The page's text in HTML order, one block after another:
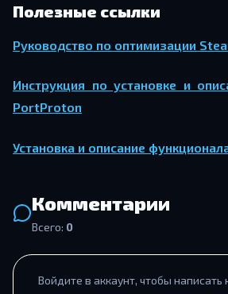
Полезные ссылки
Ру­ко­вод­ство по оп­ти­ми­за­ции
Ин­струк­ция по уста­нов­ке и
PortProton
Уста­нов­ка и опи­са­ние
Комментарии
Всего: 0
Войдите в аккаунт, чтобы